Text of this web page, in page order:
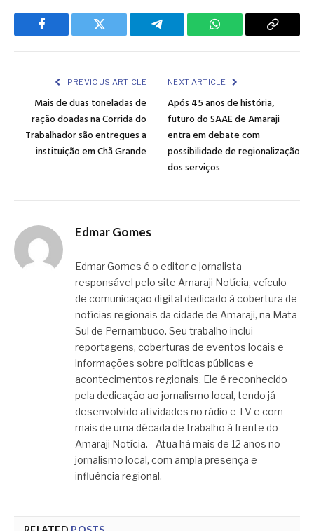
Facebook Twitter Telegram WhatsApp Copy
PREVIOUS ARTICLE
Mais de duas toneladas de
ração doadas na Corrida do
Trabalhador são entregues a
instituição em Chã Grande
NEXT ARTICLE
Após 45 anos de história,
futuro do SAAE de Amaraji
entra em debate com
possibilidade de regionalização
dos serviços
Edmar Gomes
Edmar Gomes é o editor e jornalista
responsável pelo site Amaraji Notícia, veículo
de comunicação digital dedicado à cobertura de
notícias regionais da cidade de Amaraji, na Mata
Sul de Pernambuco. Seu trabalho inclui
reportagens, coberturas de eventos locais e
informações sobre políticas públicas e
acontecimentos regionais. Ele é reconhecido
pela dedicação ao jornalismo local, tendo já
desenvolvido atividades no rádio e TV e com
mais de uma década de trabalho à frente do
Amaraji Notícia. - Atua há mais de 12 anos no
jornalismo local, com ampla presença e
influência regional.